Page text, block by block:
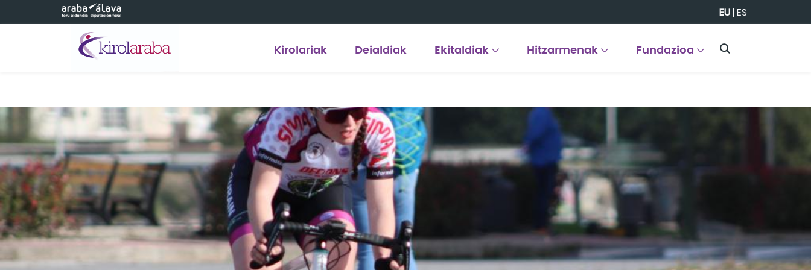
Eduki nagusira joan EU|ES
Kirolariak Deialdiak Ekitaldiak Hitzarmenak Fundazioa